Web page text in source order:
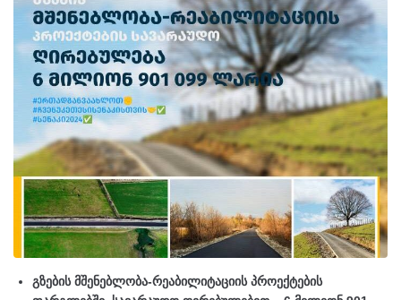
გზების მშენებლობა-რეაბილიტაციის პროექტების